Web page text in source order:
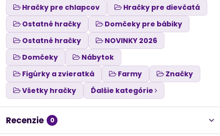
Hračky pre chlapcov
Hračky pre dievčatá
Ostatné hračky
Domčeky pre bábiky
Ostatné hračky
NOVINKY 2026
Domčeky
Nábytok
Figúrky a zvieratká
Farmy
Značky
Všetky hračky
Ďalšie kategórie
Recenzie 0